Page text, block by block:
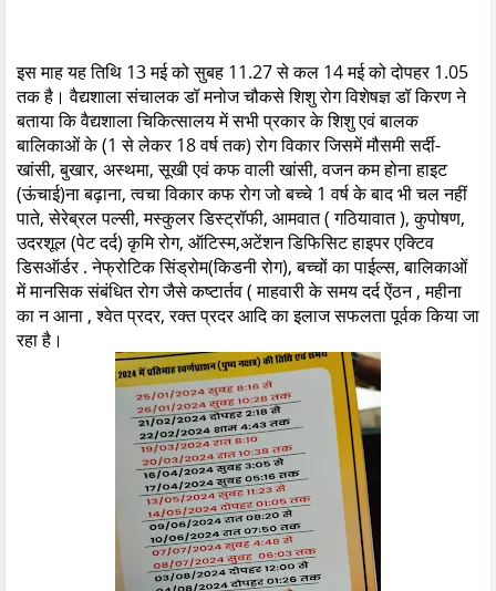
इस माह यह तिथि 13 मई को सुबह 11.27 से कल 14 मई को दोपहर 1.05
तक है। वैद्यशाला संचालक डॉ मनोज चौकसे शिशु रोग विशेषज्ञ डॉ किरण ने
बताया कि वैद्यशाला चिकित्सालय में सभी प्रकार के शिशु एवं बालक
बालिकाओं के (1 से लेकर 18 वर्ष तक) रोग विकार जिसमें मौसमी सर्दी-
खांसी, बुखार, अस्थमा, सूखी एवं कफ वाली खांसी, वजन कम होना हाइट
(ऊंचाई)ना बढ़ाना, त्वचा विकार कफ रोग जो बच्चे 1 वर्ष के बाद भी चल नहीं
पाते, सेरेब्रल पल्सी, मस्कुलर डिस्ट्रॉफी, आमवात ( गठियावात ), कुपोषण,
उदरशूल (पेट दर्द) कृमि रोग, ऑटिस्म,अटेंशन डिफिसिट हाइपर एक्टिव
डिसऑर्डर . नेफ्रोटिक सिंड्रोम(किडनी रोग), बच्चों का पाईल्स, बालिकाओं
में मानसिक संबंधित रोग जैसे कष्टार्तव ( माहवारी के समय दर्द ऐंठन , महीना
का न आना , श्वेत प्रदर, रक्त प्रदर आदि का इलाज सफलता पूर्वक किया जा
रहा है।